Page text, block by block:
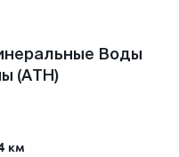
Воды
(ATH)
км